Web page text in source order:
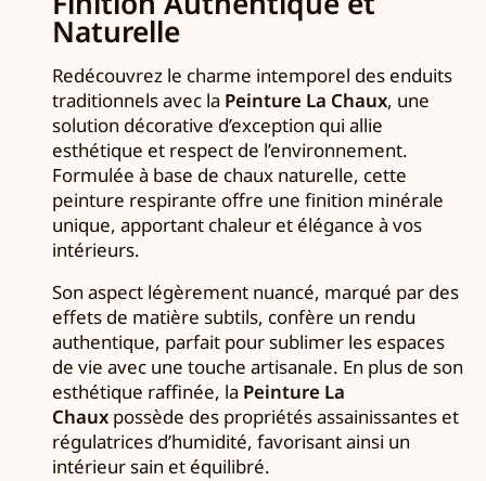
Naturelle
Redécouvrez le charme intemporel des enduits
traditionnels avec la Peinture La Chaux, une
solution décorative d’exception qui allie
esthétique et respect de l’environnement.
Formulée à base de chaux naturelle, cette
peinture respirante offre une finition minérale
unique, apportant chaleur et élégance à vos
intérieurs.
Son aspect légèrement nuancé, marqué par des
effets de matière subtils, confère un rendu
authentique, parfait pour sublimer les espaces
de vie avec une touche artisanale. En plus de son
esthétique raffinée, la Peinture La
Chaux possède des propriétés assainissantes et
régulatrices d’humidité, favorisant ainsi un
intérieur sain et équilibré.